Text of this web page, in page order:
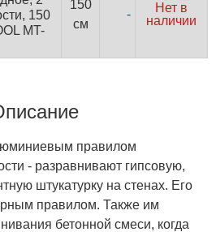
150
MT-
150
см
-
Нет в
наличии
правилом
- разравнивают гипсовую,
штукатурку на стенах. Его
правилом. Также им
бетонной смеси, когда